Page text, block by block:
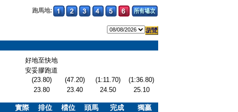
跑馬地:
好地至快地
安妥膠跑道
(23.80) (47.20) (1:11.70)
(1:36.80)
23.80 23.40 24.50 25.10
實際
排位
檔位
頭馬
完成
獨贏